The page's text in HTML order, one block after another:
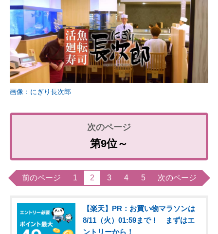
画像：にぎり長次郎
第9位～
前のページ 1 2 3 4 5 次のページ
【楽天】PR：お買い物マラソンは
8/11（火）01:59まで！ まずはエ
ントリーから！